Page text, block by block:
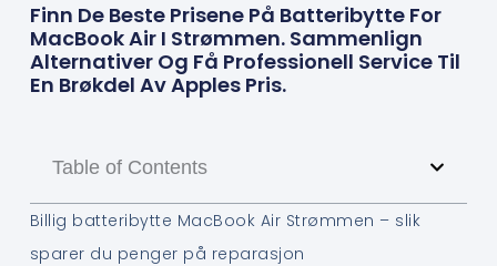
Finn De Beste Prisene På Batteribytte For
MacBook Air I Strømmen. Sammenlign
Alternativer Og Få Professionell Service Til
En Brøkdel Av Apples Pris.
Table of Contents
Billig batteribytte MacBook Air Strømmen – slik
sparer du penger på reparasjon